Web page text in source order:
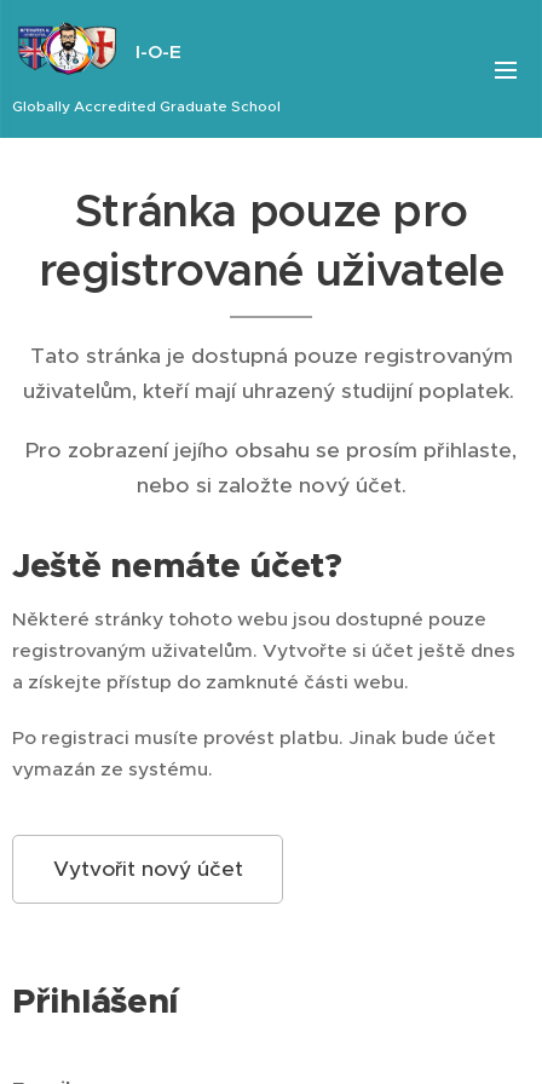
I-O-E
Globally Accredited Graduate School
Stránka pouze pro
registrované uživatele
Tato stránka je dostupná pouze registrovaným
uživatelům, kteří mají uhrazený studijní poplatek.
Pro zobrazení jejího obsahu se prosím přihlaste,
nebo si založte nový účet.
Ještě nemáte účet?
Některé stránky tohoto webu jsou dostupné pouze
registrovaným uživatelům. Vytvořte si účet ještě dnes
a získejte přístup do zamknuté části webu.
Po registraci musíte provést platbu. Jinak bude účet
vymazán ze systému.
Vytvořit nový účet
Přihlášení